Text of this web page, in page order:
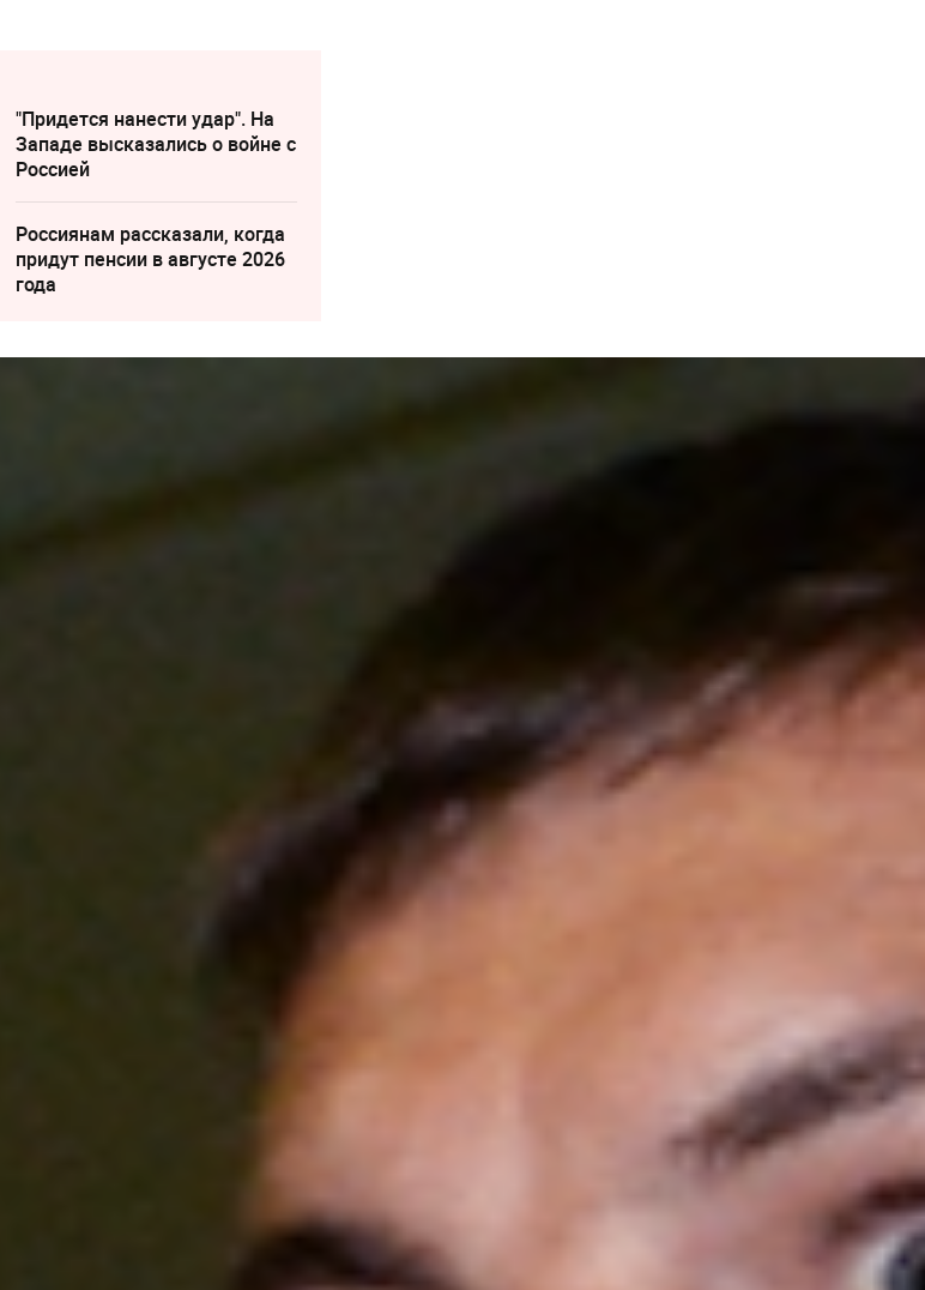
"Придется нанести удар". На
Западе высказались о войне с
Россией
Россиянам рассказали, когда
придут пенсии в августе 2026
года